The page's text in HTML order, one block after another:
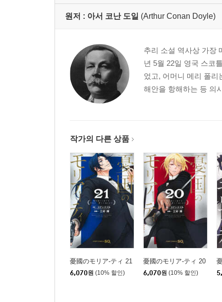
원저 : 아서 코난 도일 (Arthur Conan Doyle)
추리 소설 역사상 가장
년 5월 22일 영국 스코
었고, 어머니 메리 폴
해안을 항해하는 등 의
작가의 다른 상품
憂國のモリア-ティ 21
6,070원 (10% 할인)
憂國のモリア-ティ 20
6,070원 (10% 할인)